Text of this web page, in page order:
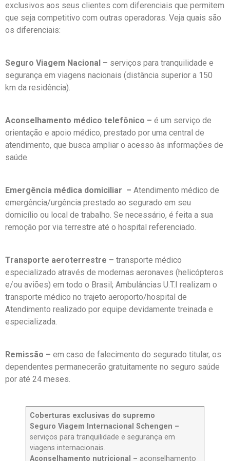
exclusivos aos seus clientes com diferenciais que permitem
que seja competitivo com outras operadoras. Veja quais são
os diferenciais:
Seguro Viagem Nacional – serviços para tranquilidade e
segurança em viagens nacionais (distância superior a 150
km da residência).
Aconselhamento médico telefônico – é um serviço de
orientação e apoio médico, prestado por uma central de
atendimento, que busca ampliar o acesso às informações de
saúde.
Emergência médica domiciliar – Atendimento médico de
emergência/urgência prestado ao segurado em seu
domicílio ou local de trabalho. Se necessário, é feita a sua
remoção por via terrestre até o hospital referenciado.
Transporte aeroterrestre – transporte médico
especializado através de modernas aeronaves (helicópteros
e/ou aviões) em todo o Brasil; Ambulâncias U.T.I realizam o
transporte médico no trajeto aeroporto/hospital de
Atendimento realizado por equipe devidamente treinada e
especializada.
Remissão – em caso de falecimento do segurado titular, os
dependentes permanecerão gratuitamente no seguro saúde
por até 24 meses.
Coberturas exclusivas do supremo
Seguro Viagem Internacional Schengen –
serviços para tranquilidade e segurança em
viagens internacionais.
Aconselhamento nutricional – aconselhamento